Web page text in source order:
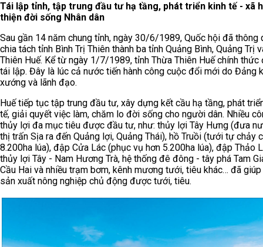
Tái lập tỉnh, tập trung đầu tư hạ tầng, phát triển kinh tế - xã
thiện đời sống Nhân dân
Sau gần 14 năm chung tỉnh, ngày 30/6/1989, Quốc hội đã thông
chia tách tỉnh Bình Trị Thiên thành ba tỉnh Quảng Bình, Quảng Trị
Thiên Huế. Kể từ ngày 1/7/1989, tỉnh Thừa Thiên Huế chính thức
tái lập. Đây là lúc cả nước tiến hành công cuộc đổi mới do Đảng
xướng và lãnh đạo.
Huế tiếp tục tập trung đầu tư, xây dựng kết cầu hạ tầng, phát
tế, giải quyết việc làm, chăm lo đời sống cho người dân. Nhiều
thủy lợi đa mục tiêu được đầu tư, như: thủy lợi Tây Hưng (đưa
thị trấn Sịa ra đến Quảng lợi, Quảng Thái), hồ Truồi (tưới tự chảy
8.200ha lúa), đập Cửa Lác (phục vụ hơn 5.200ha lúa), đập Thảo
thủy lợi Tây - Nam Hương Trà, hệ thống đê đông - tây phá Tam
Cầu Hai và nhiều trạm bơm, kênh mương tưới, tiêu khác… đã
sản xuất nông nghiệp chủ động được tưới, tiêu.